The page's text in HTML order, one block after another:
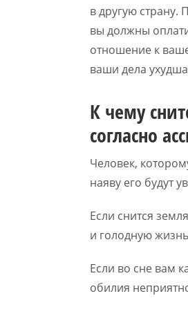
в другую страну.
вы должны
отношение к
ваши дела
К чему
согласно
Человек,
наяву его будут
Если снится
и голодную
Если во сне вам
обилия